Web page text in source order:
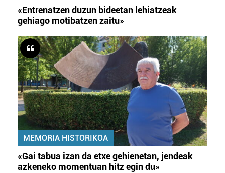
«Entrenatzen duzun bideetan lehiatzeak
gehiago motibatzen zaitu»
MEMORIA HISTORIKOA
«Gai tabua izan da etxe gehienetan, jendeak
azkeneko momentuan hitz egin du»